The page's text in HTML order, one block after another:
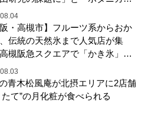
ン 大阪」へ招待
阪・高槻市】フルーツ系からおか
伝統の天然氷まで人気店が集
槻阪急スクエアで「かき氷」祭
青木松風庵が北摂エリアに2店舗
て”の月化粧が食べられる